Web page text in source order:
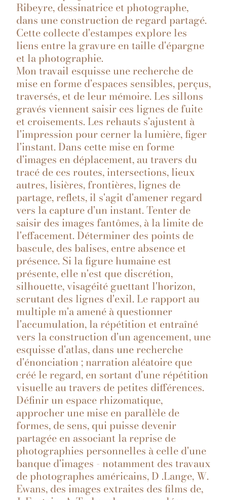
Ribeyre, dessinatrice et photographe,
dans une construction de regard partagé.
Cette collecte d'estampes explore les
liens entre la gravure en taille d'épargne
et la photographie.
Mon travail esquisse une recherche de
mise en forme d'espaces sensibles, perçus,
traversés, et de leur mémoire. Les sillons
gravés viennent saisir ces lignes de fuite
et croisements. Les rehauts s'ajustent à
l'impression pour cerner la lumière, figer
l'instant. Dans cette mise en forme
d'images en déplacement, au travers du
tracé de ces routes, intersections, lieux
autres, lisières, frontières, lignes de
partage, reflets, il s'agit d'amener regard
vers la capture d'un instant. Tenter de
saisir des images fantômes, à la limite de
l'effacement. Déterminer des points de
bascule, des balises, entre absence et
présence. Si la figure humaine est
présente, elle n'est que discrétion,
silhouette, visagéité guettant l'horizon,
scrutant des lignes d'exil. Le rapport au
multiple m'a amené à questionner
l'accumulation, la répétition et entraîné
vers la construction d'un agencement, une
esquisse d'atlas, dans une recherche
d'énonciation ; narration aléatoire que
créé le regard, en sortant d'une répétition
visuelle au travers de petites différences.
Définir un espace rhizomatique,
approcher une mise en parallèle de
formes, de sens, qui puisse devenir
partagée en associant la reprise de
photographies personnelles à celle d'une
banque d'images - notamment des travaux
de photographes américains, D .Lange, W.
Ewans, des images extraites des films de,